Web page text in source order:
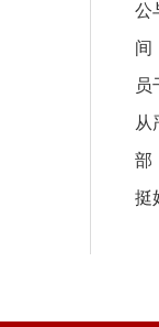
公
间
从
部
挺